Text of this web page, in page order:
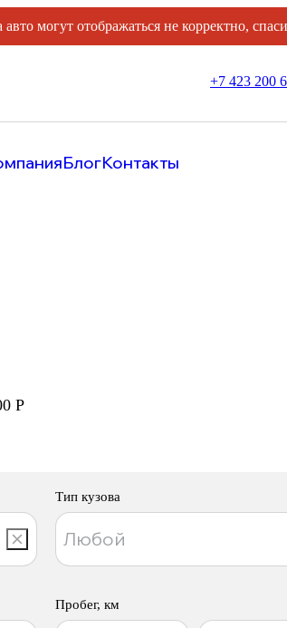
могут отображаться не корректно,
+7 423 200
БлогКонтакты
Р
Тип кузова
Пробег, км